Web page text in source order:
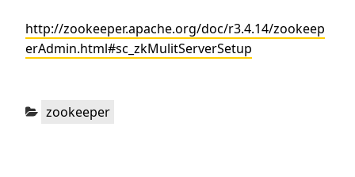
http://zookeeper.apache.org/doc/r3.4.14/zookeep
erAdmin.html#sc_zkMulitServerSetup
分 zookeeper